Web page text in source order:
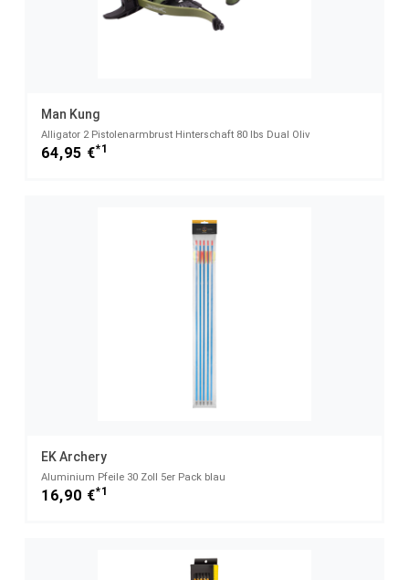
Man Kung
Alligator 2 Pistolenarmbrust Hinterschaft 80 lbs Dual Oliv
64,95 €*1
EK Archery
Aluminium Pfeile 30 Zoll 5er Pack blau
16,90 €*1